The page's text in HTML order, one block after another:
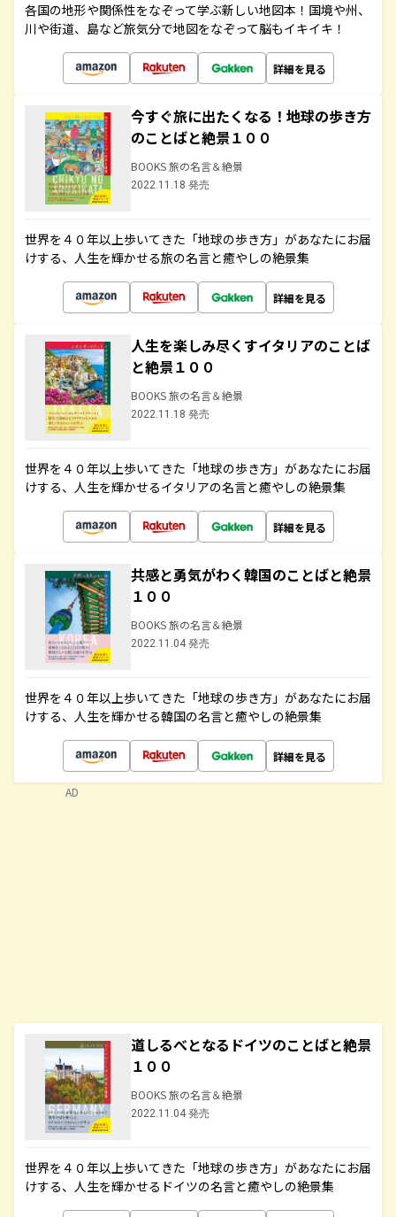
各国の地形や関係性をなぞって学ぶ新しい地図本！国境や州、
川や街道、島など旅気分で地図をなぞって脳もイキイキ！
詳細を見る
今すぐ旅に出たくなる！地球の歩き方
のことばと絶景１００
BOOKS 旅の名言＆絶景
2022.11.18 発売
世界を４０年以上歩いてきた「地球の歩き方」があなたにお届
けする、人生を輝かせる旅の名言と癒やしの絶景集
詳細を見る
人生を楽しみ尽くすイタリアのことば
と絶景１００
BOOKS 旅の名言＆絶景
2022.11.18 発売
世界を４０年以上歩いてきた「地球の歩き方」があなたにお届
けする、人生を輝かせるイタリアの名言と癒やしの絶景集
詳細を見る
共感と勇気がわく韓国のことばと絶景
１００
BOOKS 旅の名言＆絶景
2022.11.04 発売
世界を４０年以上歩いてきた「地球の歩き方」があなたにお届
けする、人生を輝かせる韓国の名言と癒やしの絶景集
詳細を見る
道しるべとなるドイツのことばと絶景
１００
BOOKS 旅の名言＆絶景
2022.11.04 発売
世界を４０年以上歩いてきた「地球の歩き方」があなたにお届
けする、人生を輝かせるドイツの名言と癒やしの絶景集
AD